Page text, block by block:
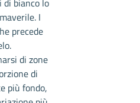
di bianco lo
I
precede
di zone
di
più fondo,